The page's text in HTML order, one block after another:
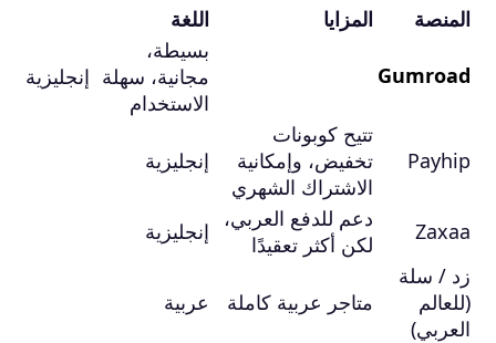
المنصة
المزايا اللغة
Gumroad
بسيطة،
مجانية، سهلة
الاستخدام
إنجليزية
Payhip
تتيح كوبونات
تخفيض، وإمكانية
الاشتراك الشهري
إنجليزية
Zaxaa
دعم للدفع العربي،
لكن أكثر تعقيدًا
إنجليزية
زد / سلة
(للعالم
العربي)
متاجر عربية كاملة عربية